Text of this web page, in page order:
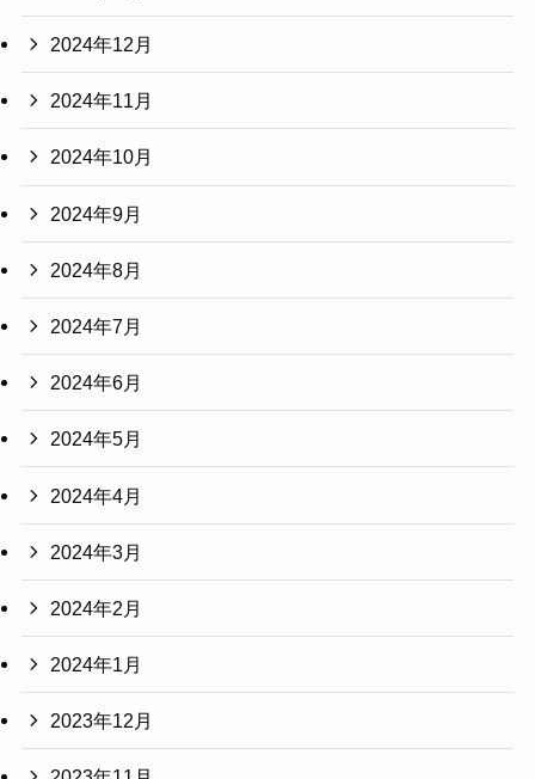
2024年12月
2024年11月
2024年10月
2024年9月
2024年8月
2024年7月
2024年6月
2024年5月
2024年4月
2024年3月
2024年2月
2024年1月
2023年12月